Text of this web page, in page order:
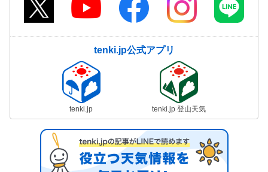
tenki.jp公式アプリ
tenki.jp tenki.jp 登山天気